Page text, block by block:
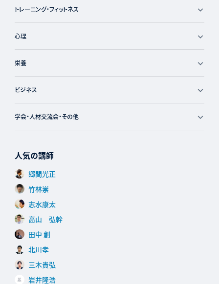
トレーニング・フィットネス
心理
栄養
ビジネス
学会・人材交流会・その他
人気の講師
郷間光正
竹林崇
志水康太
高山 弘幹
田中 創
北川孝
三木貴弘
岩井隆浩